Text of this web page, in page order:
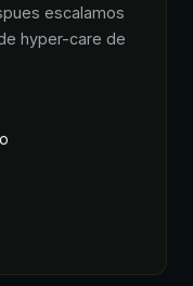
escalamos
hyper-care de